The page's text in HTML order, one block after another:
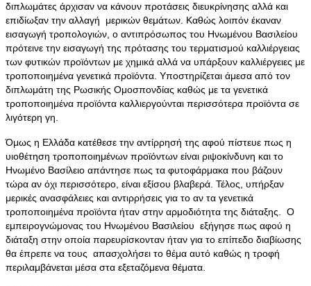
διπλωμάτες άρχισαν να κάνουν προτάσεις διευκρίνησης αλλά και
επιδίωξαν την αλλαγή μερικών θεμάτων. Καθώς λοιπόν έκαναν
εισαγωγή τροπολογιών, ο αντιπρόσωπος του Ηνωμένου Βασιλείου
πρότεινε την εισαγωγή της πρότασης του τερματισμού καλλιέργειας
των φυτικών προϊόντων με χημικά αλλά να υπάρξουν καλλιέργειες με
τροποποιημένα γενετικά προϊόντα. Υποστηρίζεται άμεσα από τον
διπλωμάτη της Ρωσικής Ομοσπονδίας καθώς με τα γενετικά
τροποποιημένα προϊόντα καλλιεργούνται περισσότερα προϊόντα σε
λιγότερη γη.
Όμως η Ελλάδα κατέθεσε την αντίρρησή της αφού πίστευε πως η
υιοθέτηση τροποποιημένων προϊόντων είναι ριψοκίνδυνη και το
Ηνωμένο Βασίλειο απάντησε πως τα φυτοφάρμακα που βάζουν
τώρα αν όχι περισσότερο, είναι εξίσου βλαβερά. Τέλος, υπήρξαν
μερικές ανασφάλειες και αντιρρήσεις για το αν τα γενετικά
τροποποιημένα προϊόντα ήταν στην αρμοδιότητα της διάταξης. Ο
εμπειρογνώμονας του Ηνωμένου Βασιλείου εξήγησε πως αφού η
διάταξη στην οποία παρευρίσκονταν ήταν για το επίπεδο διαβίωσης
θα έπρεπε να τους απασχολήσει το θέμα αυτό καθώς η τροφή
περιλαμβάνεται μέσα στα εξεταζόμενα θέματα.